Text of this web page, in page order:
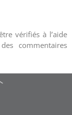
vérifiés à l’aide
commentaires